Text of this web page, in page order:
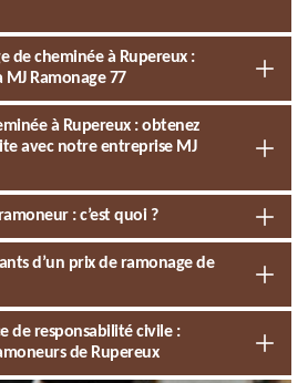
de cheminée à Rupereux :
Ramonage 77
à Rupereux : obtenez
avec notre entreprise MJ
: c’est quoi ?
d’un prix de ramonage de
de responsabilité civile :
de Rupereux